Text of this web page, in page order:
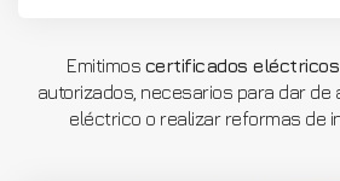
Emitimos certificados eléctricos
autorizados, necesarios para dar de
eléctrico o realizar reformas de